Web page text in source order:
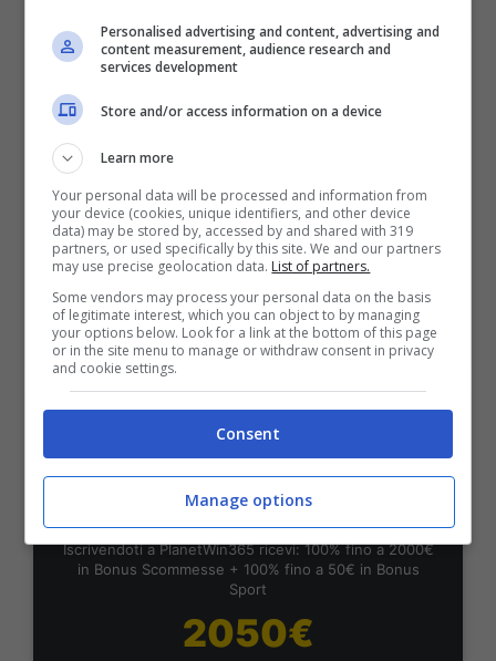
Bonus Benvenuto Sport: fino a 1.000€
50% sul deposito fino a 50€
1000€
Mostra Informazioni
PlanetWin365
BONUS PLANETWIN365: FINO A 2050€
Iscrivendoti a PlanetWin365 ricevi: 100% fino a 2000€
in Bonus Scommesse + 100% fino a 50€ in Bonus
Sport
2050€
Personalised advertising and content, advertising and
content measurement, audience research and
services development
Store and/or access information on a device
Learn more
Your personal data will be processed and information from
your device (cookies, unique identifiers, and other device
data) may be stored by, accessed by and shared with 319
partners, or used specifically by this site. We and our partners
may use precise geolocation data. List of partners.
Some vendors may process your personal data on the basis
of legitimate interest, which you can object to by managing
your options below. Look for a link at the bottom of this page
or in the site menu to manage or withdraw consent in privacy
and cookie settings.
Consent
Manage options